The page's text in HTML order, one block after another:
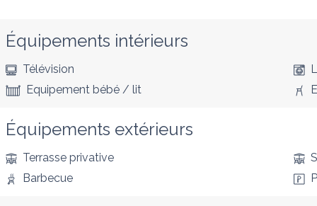
Équipements intérieurs
Télévision
Equipement bébé / lit
Équipements extérieurs
Terrasse privative
Barbecue